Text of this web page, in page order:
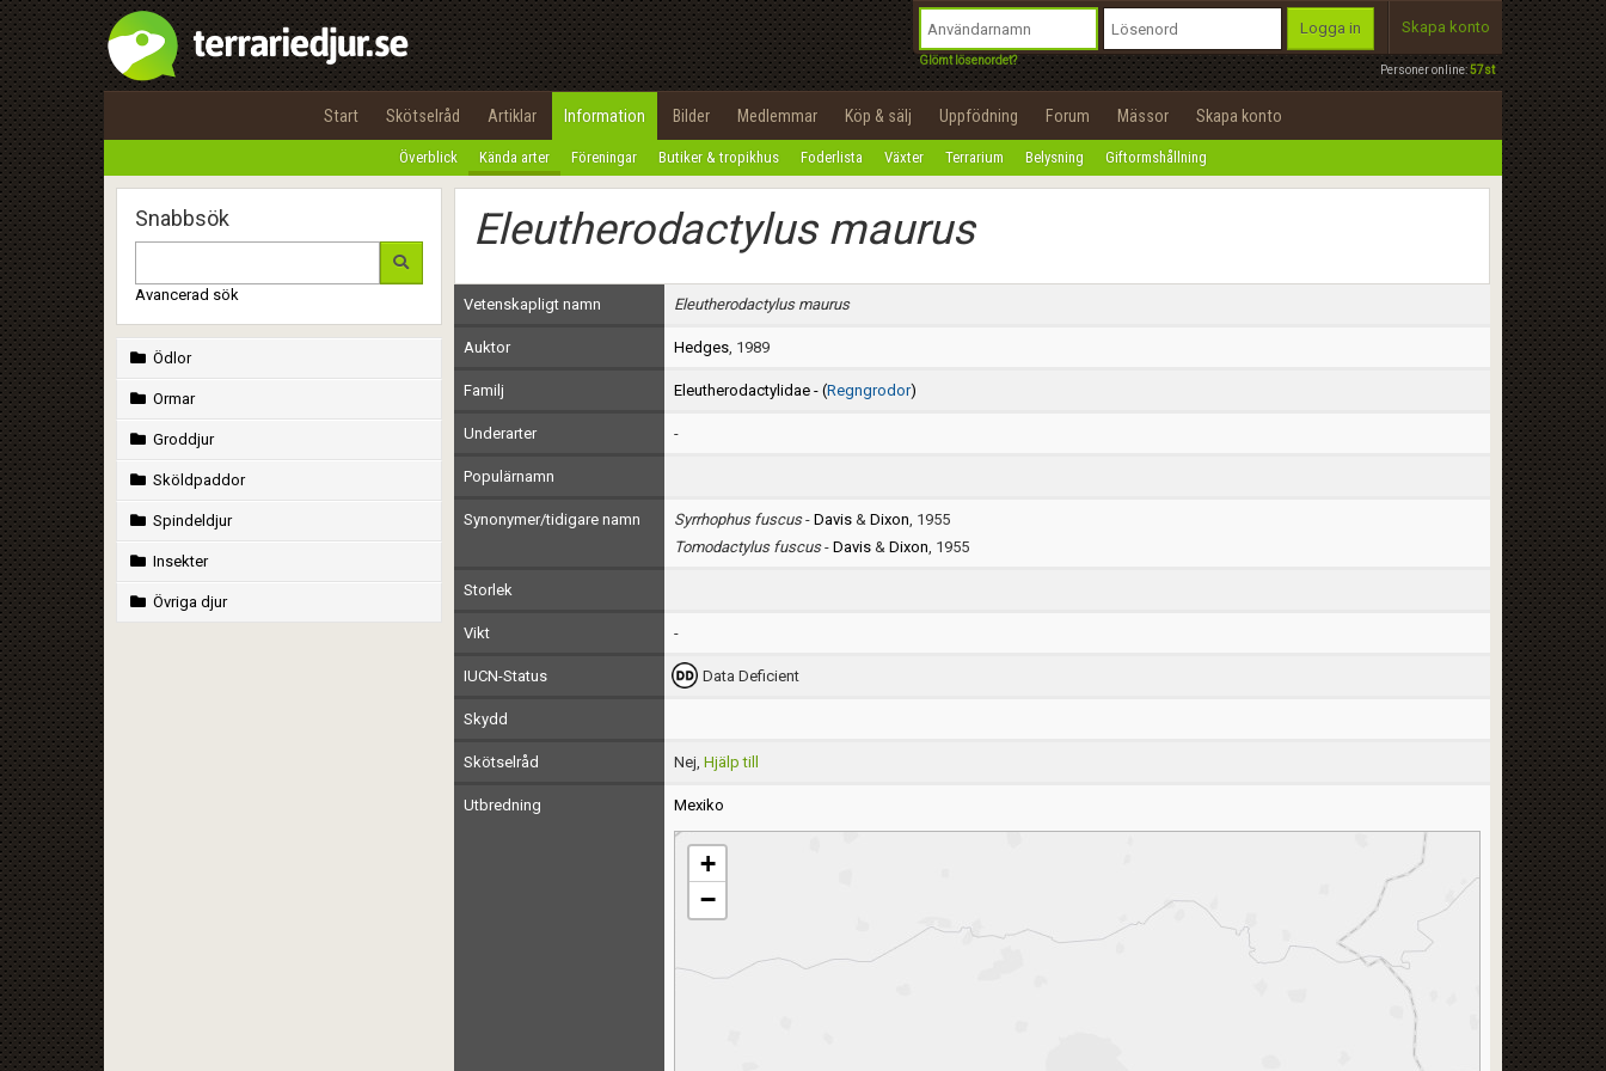
Personer online:57st
Logga in
Glömt lösenordet?
Skapa konto
Start Skötselråd Artiklar Information Bilder Medlemmar Köp & sälj Uppfödning Forum Mässor Skapa konto
Överblick Kända arter Föreningar Butiker & tropikhus Foderlista Växter Terrarium Belysning Giftormshållning
Snabbsök
Avancerad sök
Ödlor
Ormar
Groddjur
Sköldpaddor
Spindeldjur
Insekter
Övriga djur
Eleutherodactylus maurus
Vetenskapligt namn Eleutherodactylus maurus
Auktor Hedges, 1989
Familj Eleutherodactylidae - (Regngrodor)
Underarter -
Populärnamn
Synonymer/tidigare namn Syrrhophus fuscus- Davis& Dixon, 1955
Tomodactylus fuscus- Davis& Dixon, 1955
Storlek
Vikt -
IUCN-Status Data Deficient
Skydd
Skötselråd Nej, Hjälp till
Utbredning Mexiko
+
−
Utför
100%
OK
integritetspolicy
Namn:
Epost:
Användarnamn:
Lösenord:
Privacy Policy
Terms of Service
Begär nytt lösenord
Tillbaka till förstasidan